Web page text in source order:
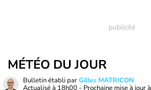
MÉTÉO DU JOUR
Bulletin établi parGilles MATRICON
Actualisé à 18h00 - Prochaine mise à jour à